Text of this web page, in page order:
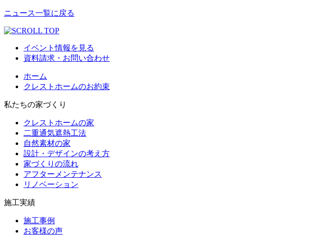
ニュース一覧に戻る
イベント情報を見る
資料請求・お問い合わせ
ホーム
クレストホームのお約束
私たちの家づくり
クレストホームの家
二重通気遮熱工法
自然素材の家
設計・デザインの考え方
家づくりの流れ
アフターメンテナンス
リノベーション
施工実績
施工事例
お客様の声